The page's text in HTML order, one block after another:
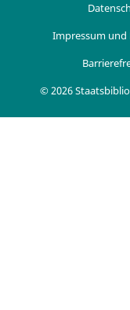
Impressum und
© 2026